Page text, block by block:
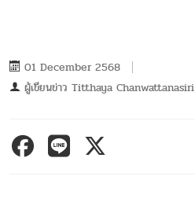
01 December 2568
ผู้เขียนข่าว Titthaya Chanwattanasiri